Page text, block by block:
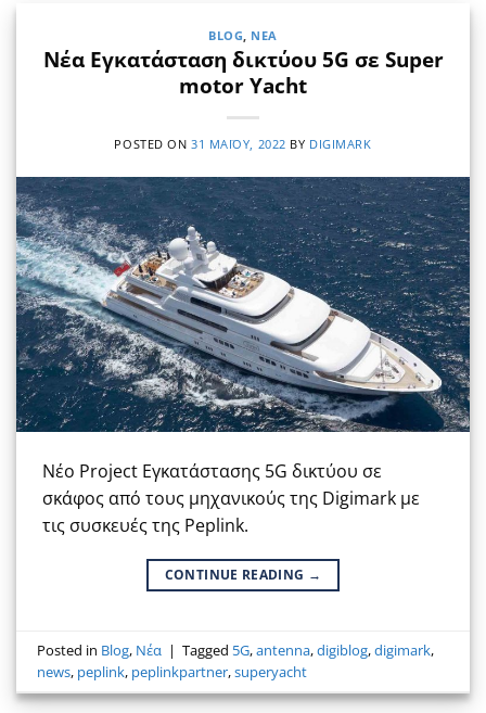
BLOG ΝΈΑ
Νέα Εγκατάσταση δικτύου 5G σε Super
motor Yacht
POSTED ON31 ΜΑΪ́ΟΥ, 2022 BY DIGIMARK
Νέο Project Εγκατάστασης 5G δικτύου σε
σκάφος από τους μηχανικούς της Digimark με
τις συσκευές της Peplink.
CONTINUE READING →
Posted in Blog, Νέα | Tagged 5G,antenna,digiblog,digimark,
news, peplink, peplinkpartner,superyacht